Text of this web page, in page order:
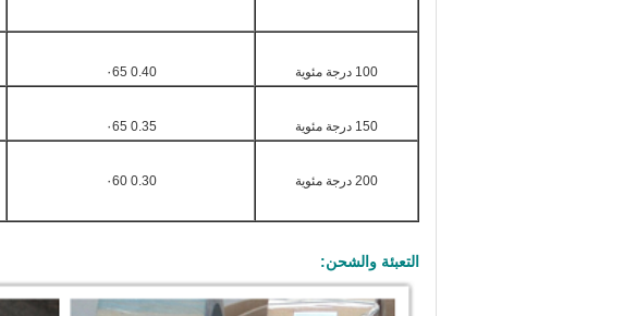
100 درجة مئوية 0.40 ٠65
150 درجة مئوية 0.35 ٠65
200 درجة مئوية 0.30 ٠60
التعبئة والشحن: